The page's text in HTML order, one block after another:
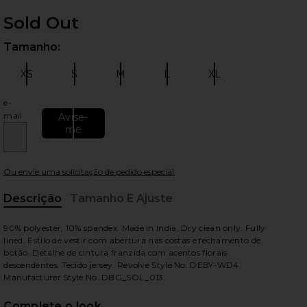
Sold Out
Tamanho:
Tamanho:
XS Tamanho:
S Tamanho:
M Tamanho:
L XL
e-
mail
Avise-
me
Ou envie uma solicitação de pedido especial
Descrição
Tamanho E Ajuste
90% polyester, 10% spandex. Made in India. Dry clean only. Fully
lined. Estilo de vestir com abertura nas costas e fechamento de
botão. Detalhe de cintura franzida com acentos florais
descendentes. Tecido jersey. Revolve Style No. DEBY-WD4.
Manufacturer Style No. DBG_SOL_013.